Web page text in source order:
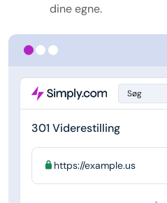
Søg
301 Viderestilling
https://example.us
dine egne.